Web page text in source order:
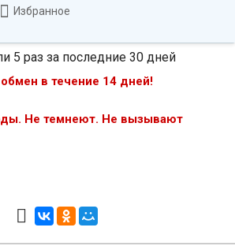
Избранное
5 раз за последние 30 дней
в течение 14 дней!
Не темнеют. Не вызывают